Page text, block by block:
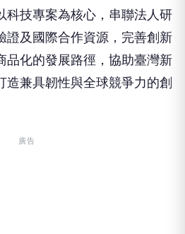
科技專案為核心，串聯法人研
證及國際合作資源，完善創新
品化的發展路徑，協助臺灣新
造兼具韌性與全球競爭力的創
廣告